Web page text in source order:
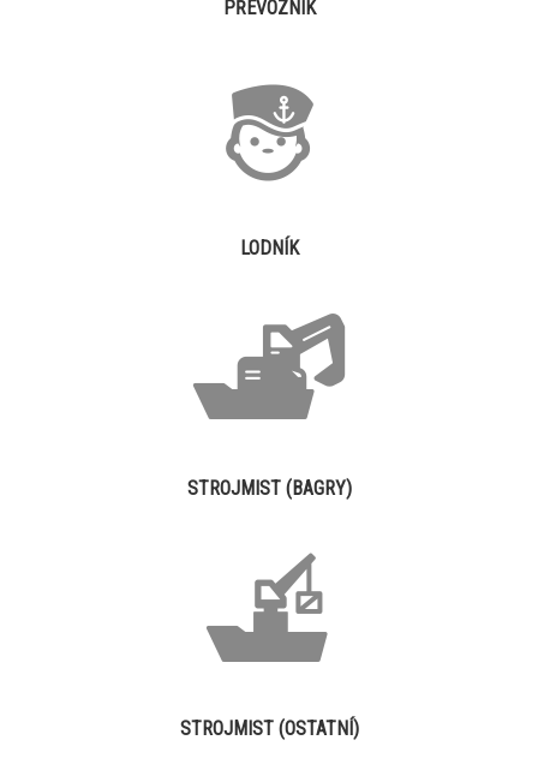
PŘEVOZNÍK
LODNÍK
STROJMIST (BAGRY)
STROJMIST (OSTATNÍ)